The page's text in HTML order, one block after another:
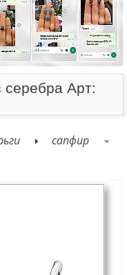
Арт:
сапфир